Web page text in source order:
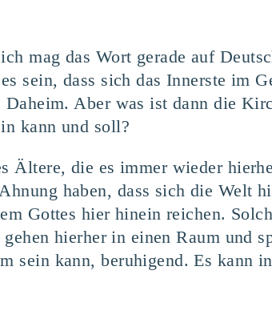
mag das Wort gerade auf
sein, dass sich das Innerste im
Aber was ist dann die
kann und soll?
Ältere, die es immer wieder
haben, dass sich die Welt
Gottes hier hinein reichen.
hierher in einen Raum und
sein kann, beruhigend. Es kann